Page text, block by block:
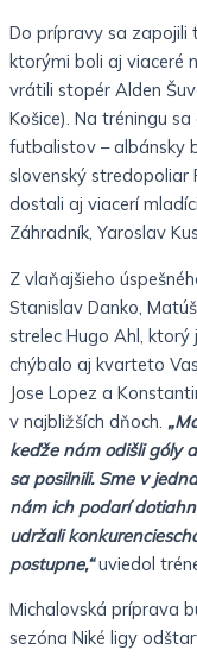
Do prípravy sa zapojili
ktorými boli aj viaceré
vrátili stopér Alden
Košice). Na tréningu
futbalistov – albánsky
slovenský stredopoliar
dostali aj viacerí
Záhradník, Yaroslav
Z vlaňajšieho
Stanislav Danko,
strelec Hugo Ahl,
chýbalo aj kvarteto
Jose Lopez a
v najbližších dňoch.
keďže nám odišli góly
sa posilnili. Sme v
nám ich podarí
udržali
postupne,“uviedol
Michalovská príprava
sezóna Niké ligy